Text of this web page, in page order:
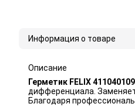
Информация о товаре
Описание
Герметик FELIX 411040109
дифференциала.
Благодаря